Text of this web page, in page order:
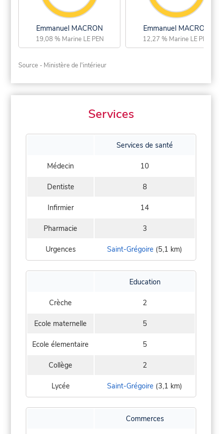
Emmanuel MACRON
19,08 % Marine LE PEN
Emmanuel MACRON
12,27 % Marine LE PEN
Source - Ministère de l'intérieur
Services
Services de santé
Médecin 10
Dentiste 8
Infirmier 14
Pharmacie 3
Urgences Saint-Grégoire (5,1 km)
Education
Crèche 2
Ecole maternelle 5
Ecole élementaire 5
Collège 2
Lycée Saint-Grégoire (3,1 km)
Commerces